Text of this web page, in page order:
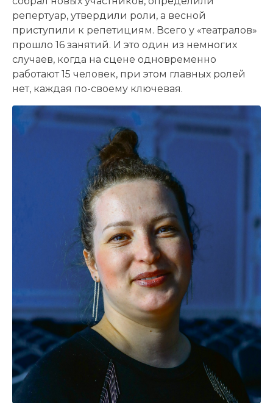
репертуар, утвердили роли, а весной
приступили к репетициям. Всего у «театралов»
прошло 16 занятий. И это один из немногих
случаев, когда на сцене одновременно
работают 15 человек, при этом главных ролей
нет, каждая по-своему ключевая.